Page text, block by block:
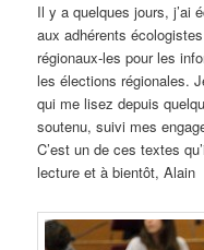
Il y a quelques jours, j’ai
aux adhérents
régionaux-les pour les
les élections régionales.
qui me lisez depuis
soutenu, suivi mes
C’est un de ces textes
lecture et à bientôt, Alain